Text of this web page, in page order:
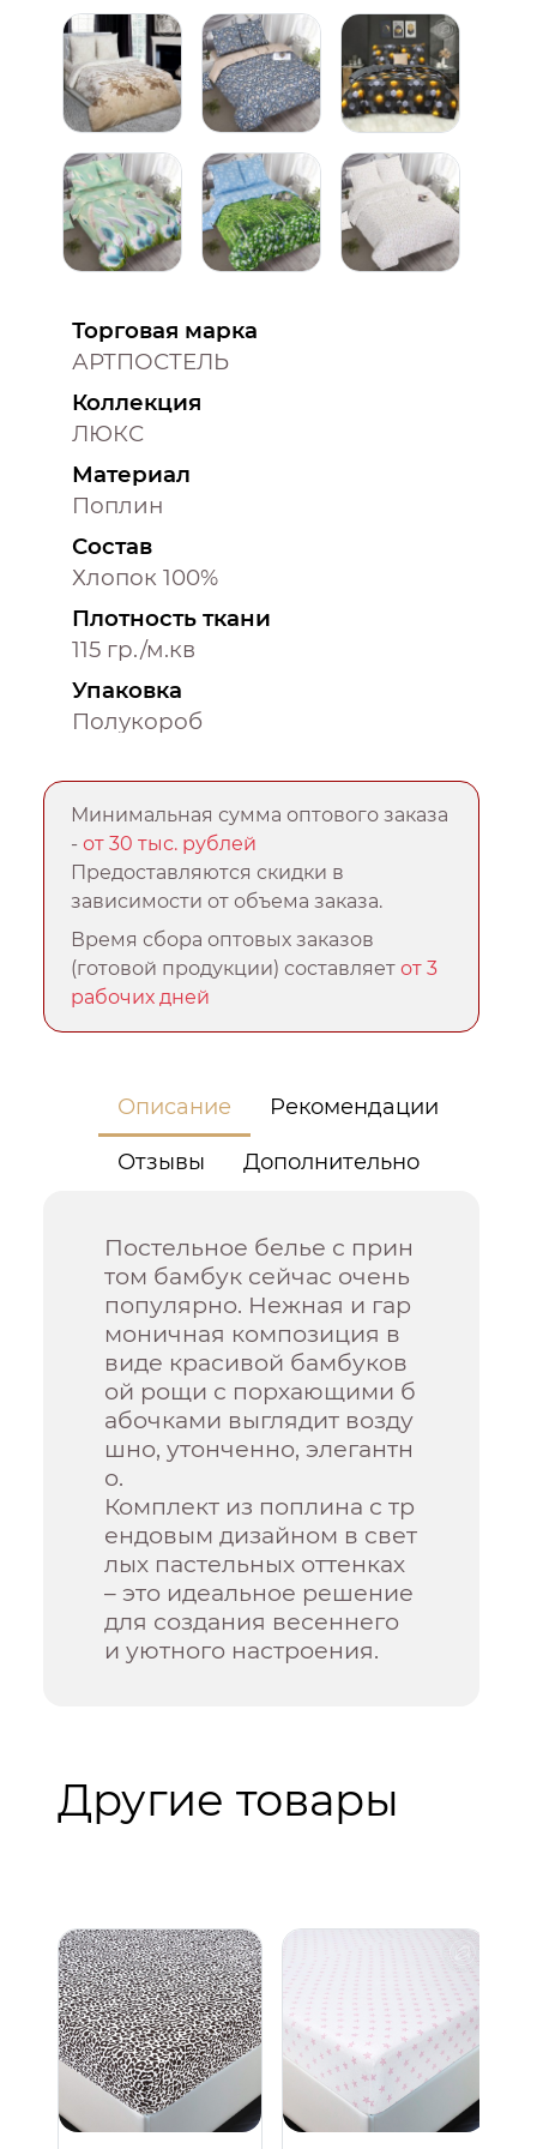
Торговая марка
АРТПОСТЕЛЬ
Коллекция
ЛЮКС
Материал
Поплин
Состав
Хлопок 100%
Плотность ткани
115 гр./м.кв
Упаковка
Полукороб
Минимальная сумма оптового заказа
-от 30 тыс. рублей
Предоставляются скидки в
зависимости от объема заказа.
Время сбора оптовых заказов
(готовой продукции) составляетот 3
рабочих дней
Описание Рекомендации
Отзывы Дополнительно
Постельное белье с прин
том бамбук сейчас очень
популярно. Нежная и гар
моничная композиция в
виде красивой бамбуков
ой рощи с порхающими б
абочками выглядит возду
шно, утонченно, элегантн
о.
Комплект из поплина с тр
ендовым дизайном в свет
лых пастельных оттенках
– это идеальное решение
для создания весеннего
и уютного настроения.
Другие товары